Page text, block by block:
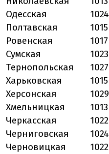
Одесская
1024
Полтавская
1015
Ровенская
1017
Сумская
1023
Тернопольская
1027
Харьковская
1015
Херсонская
1029
Хмельницкая
1013
Черкасская
1022
Черниговская
1024
Черновицкая
1022